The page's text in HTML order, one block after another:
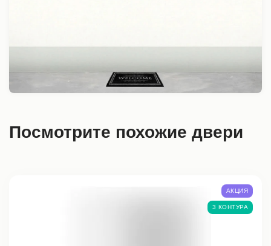
Посмотрите похожие двери
АКЦИЯ
3 КОНТУРА